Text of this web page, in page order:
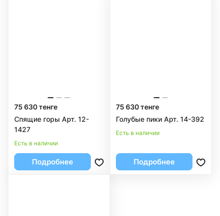
75 630 тенге
Спящие горы Арт. 12-
1427
Есть в наличии
Подробнее
75 630 тенге
Голубые пики Арт. 14-392
Есть в наличии
Подробнее